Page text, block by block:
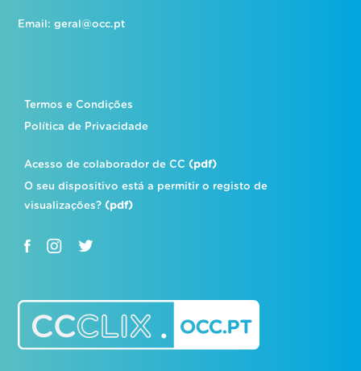
Email:geral@occ.pt
Termos e Condições
Política de Privacidade
Acesso de colaborador de CC(pdf)
O seu dispositivo está a permitir o registo de
visualizações?(pdf)